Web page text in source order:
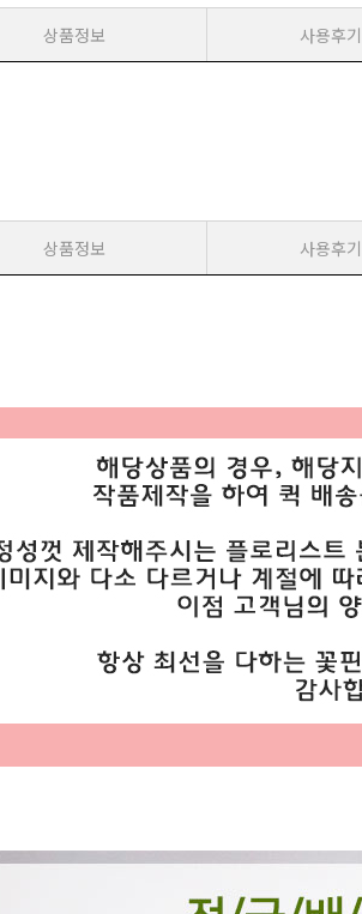
상품정보 사용후기
상품정보 사용후기